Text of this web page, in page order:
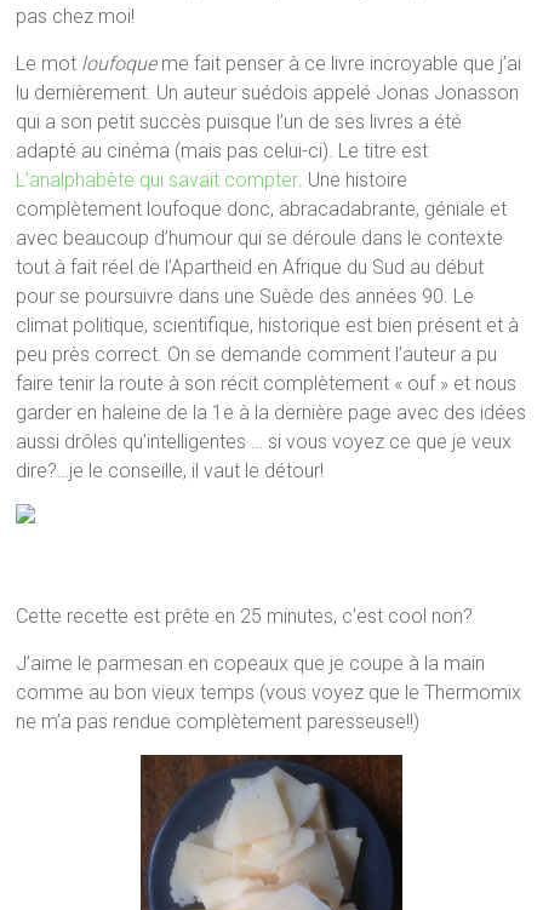
pas chez moi!
Le mot loufoqueme fait penser à ce livre incroyable que j’ai
lu dernièrement. Un auteur suédois appelé Jonas Jonasson
qui a son petit succès puisque l’un de ses livres a été
adapté au cinéma (mais pas celui-ci). Le titre est
L’analphabète qui savait compter . Une histoire
complètement loufoque donc, abracadabrante, géniale et
avec beaucoup d’humour qui se déroule dans le contexte
tout à fait réel de l’Apartheid en Afrique du Sud au début
pour se poursuivre dans une Suède des années 90. Le
climat politique, scientifique, historique est bien présent et à
peu près correct. On se demande comment l’auteur a pu
faire tenir la route à son récit complètement « ouf » et nous
garder en haleine de la 1e à la dernière page avec des idées
aussi drôles qu’intelligentes … si vous voyez ce que je veux
dire?…je le conseille, il vaut le détour!
Cette recette est prête en 25 minutes, c’est cool non?
J’aime le parmesan en copeaux que je coupe à la main
comme au bon vieux temps (vous voyez que le Thermomix
ne m’a pas rendue complètement paresseuse!!)